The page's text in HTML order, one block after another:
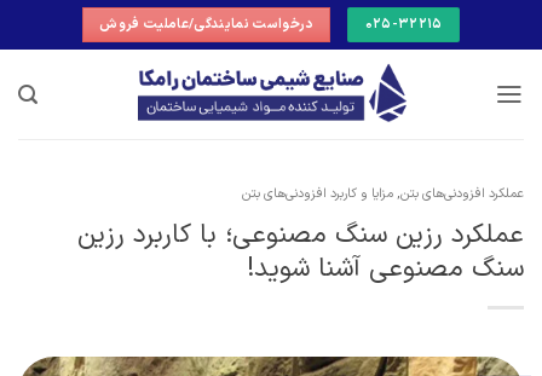
to
025-32215 درخواست نمایندگی/عاملیت فروش
عملکرد افزودنی‌های بتن, مزایا و کاربرد افزودنی‌های بتن
عملکرد رزین سنگ مصنوعی؛ با کاربرد رزین
سنگ مصنوعی آشنا شوید!